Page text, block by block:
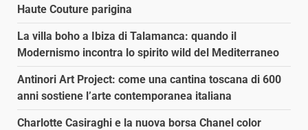
Haute Couture parigina
La villa boho a Ibiza di Talamanca: quando il
Modernismo incontra lo spirito wild del Mediterraneo
Antinori Art Project: come una cantina toscana di 600
anni sostiene l’arte contemporanea italiana
Charlotte Casiraghi e la nuova borsa Chanel color